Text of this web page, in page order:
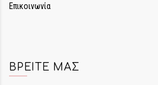
Επικοινωνία
ΒΡΕΊΤΕ ΜΑΣ